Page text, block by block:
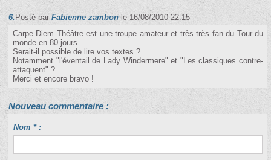
6. Posté par Fabienne zambon le 16/08/2010 22:15
Carpe Diem Théâtre est une troupe amateur et très très fan du Tour du
monde en 80 jours.
Serait-il possible de lire vos textes ?
Notamment "l'éventail de Lady Windermere" et "Les classiques contre-
attaquent" ?
Merci et encore bravo !
Nouveau commentaire :
Nom * :